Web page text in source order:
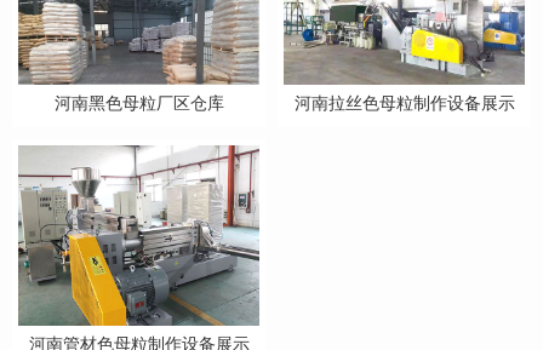
河南黑色母粒厂区仓库 河南拉丝色母粒制作设备展示
河南管材色母粒制作设备展示